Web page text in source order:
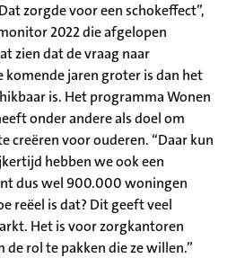
zorgde voor een schokeffect”,
2022 die afgelopen
zien dat de vraag naar
komende jaren groter is dan het
is. Het programma Wonen
onder andere als doel om
creëren voor ouderen. “Daar kun
hebben we ook een
dus wel 900.000 woningen
reëel is dat? Dit geeft veel
Het is voor zorgkantoren
rol te pakken die ze willen.”